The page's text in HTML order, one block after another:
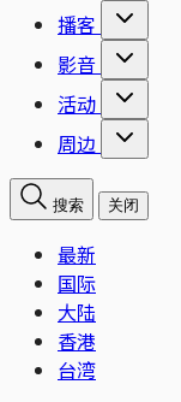
播客
影音
活动
周边
搜索 关闭
最新
国际
大陆
香港
台湾